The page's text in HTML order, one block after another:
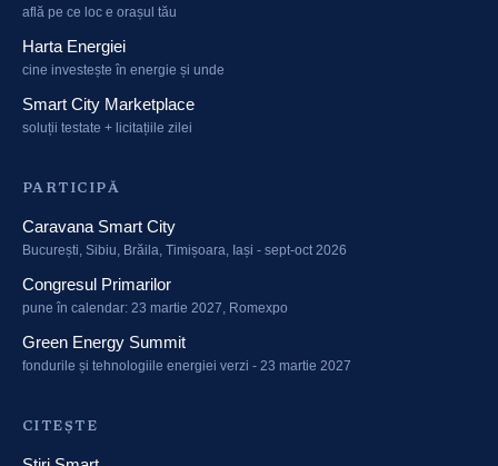
află pe ce loc e orașul tău
Harta Energiei
cine investește în energie și unde
Smart City Marketplace
soluții testate + licitațiile zilei
PARTICIPĂ
Caravana Smart City
București, Sibiu, Brăila, Timișoara, Iași - sept-oct 2026
Congresul Primarilor
pune în calendar: 23 martie 2027, Romexpo
Green Energy Summit
fondurile și tehnologiile energiei verzi - 23 martie 2027
CITEȘTE